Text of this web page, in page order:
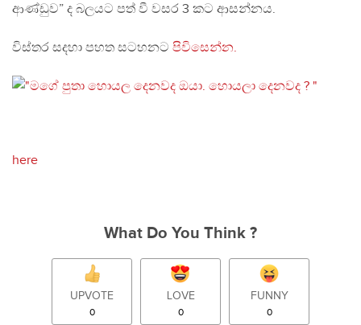
ආණ්ඩුව” ද බලයට පත් වී වසර 3 කට ආසන්නය.
විස්තර සදහා පහත සටහනට පිවිසෙන්න.
here
What Do You Think ?
UPVOTE
0
LOVE
0
FUNNY
0